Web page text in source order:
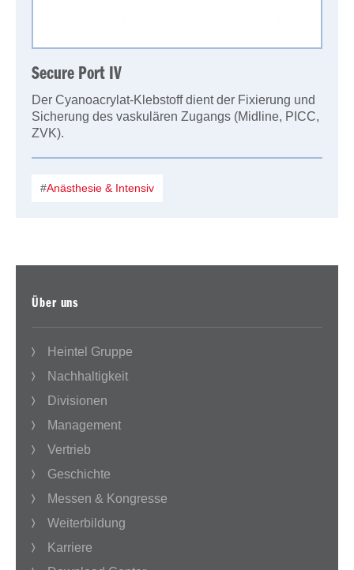
Secure Port IV
Der Cyanoacrylat-Klebstoff dient der Fixierung und
Sicherung des vaskulären Zugangs (Midline, PICC,
ZVK).
Anästhesie & Intensiv
Über uns
Heintel Gruppe
Nachhaltigkeit
Divisionen
Management
Vertrieb
Geschichte
Messen & Kongresse
Weiterbildung
Karriere